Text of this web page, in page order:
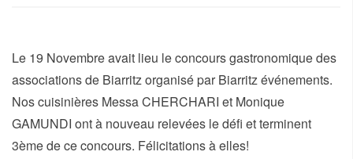
Le 19 Novembre avait lieu le concours gastronomique des
associations de Biarritz organisé par Biarritz événements.
Nos cuisinières Messa CHERCHARI et Monique
GAMUNDI ont à nouveau relevées le défi et terminent
3ème de ce concours. Félicitations à elles!